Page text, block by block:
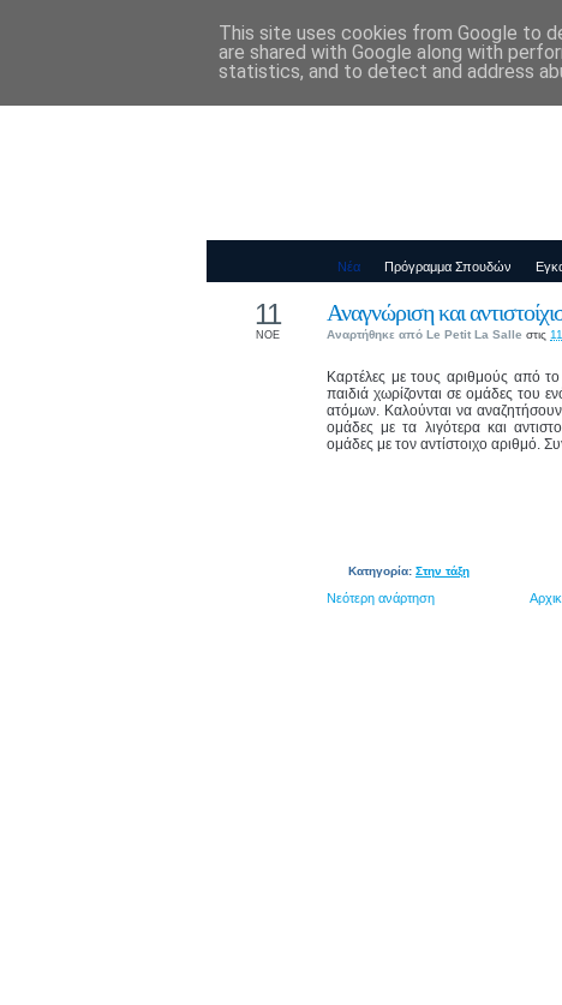
Παιδικός
Νέα Πρόγραμμα Σπουδών
Αναγνώριση και
Αναρτήθηκε από Le Petit La Salle στις
11
ΝΟΕ
Καρτέλες με τους αριθμούς από
παιδιά χωρίζονται σε ομάδες του
ατόμων. Καλούνται να
ομάδες με τα λιγότερα και
ομάδες με τον αντίστοιχο αριθμό.
Κατηγορία: Στην τάξη
Νεότερη ανάρτηση
This site uses cookies from Google to
are shared with Google along with
statistics, and to detect and address